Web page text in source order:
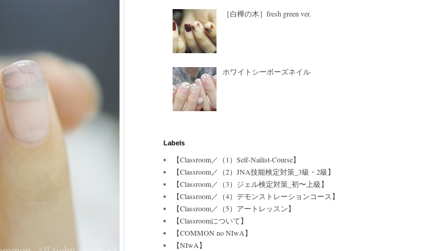
［白樺の木］fresh green ver.
ホワイトシーボーズネイル
Labels
【Classroom／（1）Self-Nailist-Course】
【Classroom／（2）JNA技能検定対策_3級・2級】
【Classroom／（3）ジェル検定対策_初〜上級】
【Classroom／（4）デモンストレーションコース】
【Classroom／（5）アートレッスン】
【Classroomについて】
【COMMON no NIwA】
【NIwA】